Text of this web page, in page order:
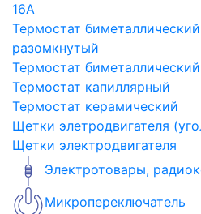
16A
Термостат
разомкнутый
Термостат
Термостат капиллярный
Термостат керамический
Щетки элетродвигателя
Щетки электродвигателя
Электротовары,
Микропереключатель